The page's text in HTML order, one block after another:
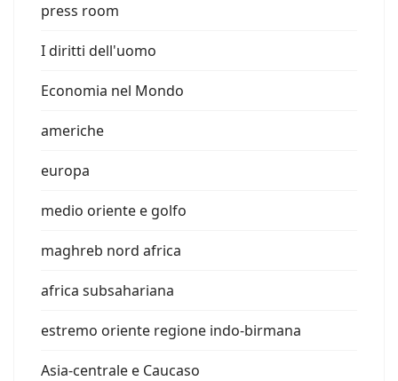
press room
I diritti dell'uomo
Economia nel Mondo
americhe
europa
medio oriente e golfo
maghreb nord africa
africa subsahariana
estremo oriente regione indo-birmana
Asia-centrale e Caucaso